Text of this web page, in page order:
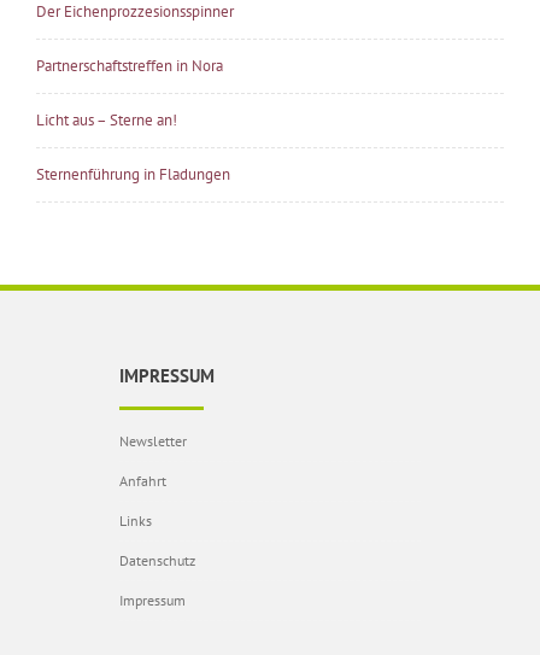
Der Eichenprozzesionsspinner
Partnerschaftstreffen in Nora
Licht aus – Sterne an!
Sternenführung in Fladungen
IMPRESSUM
Newsletter
Anfahrt
Links
Datenschutz
Impressum